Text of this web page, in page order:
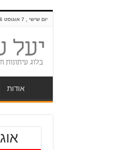
יום שישי , 7 אוגוסט 2026
אודות
אוג 7 2026, 06:57